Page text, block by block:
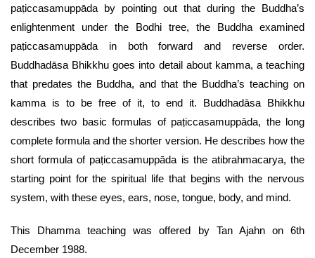
paṭiccasamuppāda by pointing out that during the Buddha’s
enlightenment under the Bodhi tree, the Buddha examined
paṭiccasamuppāda in both forward and reverse order.
Buddhadāsa Bhikkhu goes into detail about kamma, a teaching
that predates the Buddha, and that the Buddha’s teaching on
kamma is to be free of it, to end it. Buddhadāsa Bhikkhu
describes two basic formulas of paṭiccasamuppāda, the long
complete formula and the shorter version. He describes how the
short formula of paṭiccasamuppāda is the atibrahmacarya, the
starting point for the spiritual life that begins with the nervous
system, with these eyes, ears, nose, tongue, body, and mind.
This Dhamma teaching was offered by Tan Ajahn on 6th
December 1988.